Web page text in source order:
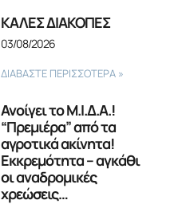
ΚΑΛΕΣ ΔΙΑΚΟΠΕΣ
03/08/2026
ΔΙΑΒΑΣΤΕ ΠΕΡΙΣΣΟΤΕΡΑ »
Ανοίγει το Μ.Ι.Δ.Α.!
“Πρεμιέρα” από τα
αγροτικά ακίνητα!
Εκκρεμότητα – αγκάθι
οι αναδρομικές
χρεώσεις…